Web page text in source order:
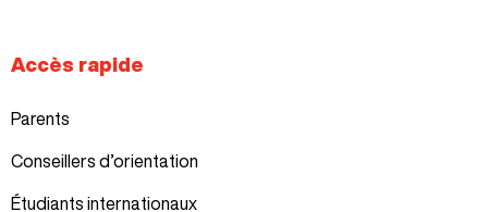
Accès rapide
Parents
Conseillers d’orientation
Étudiants internationaux